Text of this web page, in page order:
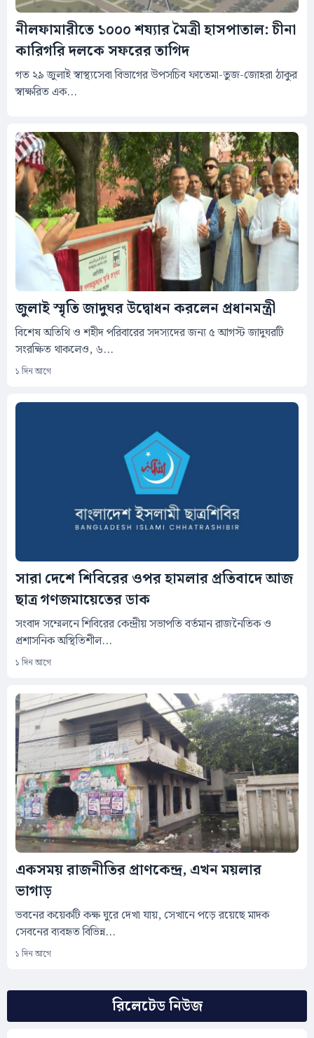
রিলেটেড নিউজ
নীলফামারীতে ১০০০ শয্যার মৈত্রী হাসপাতাল: চীনা
কারিগরি দলকে সফরের তাগিদ
গত ২৯ জুলাই স্বাস্থ্যসেবা বিভাগের উপসচিব ফাতেমা-তুজ-জোহরা ঠাকুর
স্বাক্ষরিত এক...
জুলাই স্মৃতি জাদুঘর উদ্বোধন করলেন প্রধানমন্ত্রী
বিশেষ অতিথি ও শহীদ পরিবারের সদস্যদের জন্য ৫ আগস্ট জাদুঘরটি
সংরক্ষিত থাকলেও, ৬...
১ দিন আগে
সারা দেশে শিবিরের ওপর হামলার প্রতিবাদে আজ
ছাত্র গণজমায়েতের ডাক
সংবাদ সম্মেলনে শিবিরের কেন্দ্রীয় সভাপতি বর্তমান রাজনৈতিক ও
প্রশাসনিক অস্থিতিশীল...
১ দিন আগে
একসময় রাজনীতির প্রাণকেন্দ্র, এখন ময়লার
ভাগাড়
ভবনের কয়েকটি কক্ষ ঘুরে দেখা যায়, সেখানে পড়ে রয়েছে মাদক
সেবনের ব্যবহৃত বিভিন্ন...
১ দিন আগে